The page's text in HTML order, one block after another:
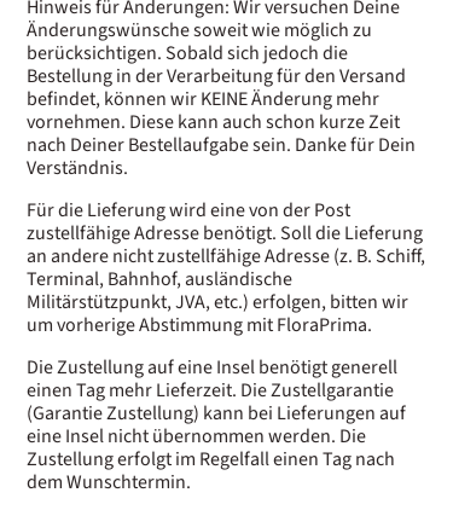
Hinweis für Änderungen: Wir versuchen Deine
Änderungswünsche soweit wie möglich zu
berücksichtigen. Sobald sich jedoch die
Bestellung in der Verarbeitung für den Versand
befindet, können wir KEINE Änderung mehr
vornehmen. Diese kann auch schon kurze Zeit
nach Deiner Bestellaufgabe sein. Danke für Dein
Verständnis.
Für die Lieferung wird eine von der Post
zustellfähige Adresse benötigt. Soll die Lieferung
an andere nicht zustellfähige Adresse (z. B. Schiff,
Terminal, Bahnhof, ausländische
Militärstützpunkt, JVA, etc.) erfolgen, bitten wir
um vorherige Abstimmung mit FloraPrima.
Die Zustellung auf eine Insel benötigt generell
einen Tag mehr Lieferzeit. Die Zustellgarantie
(Garantie Zustellung) kann bei Lieferungen auf
eine Insel nicht übernommen werden. Die
Zustellung erfolgt im Regelfall einen Tag nach
dem Wunschtermin.